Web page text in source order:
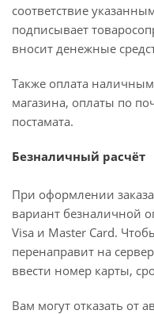
соответствие
подписывает
вносит денежные
Также оплата
магазина, оплаты по
постамата.
Безналичный расчёт
При оформлении
вариант безналичной
Visa и Master Card.
перенаправит на
ввести номер карты,
Вам могут отказать от